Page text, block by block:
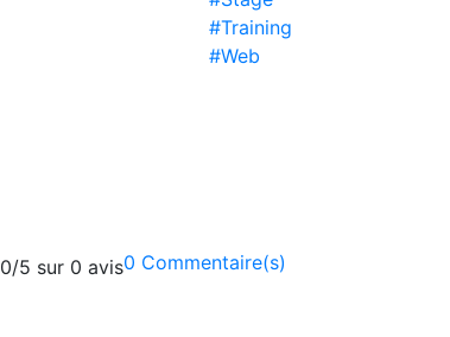
#Training
#Web
0 Commentaire(s)
0/5 sur 0 avis